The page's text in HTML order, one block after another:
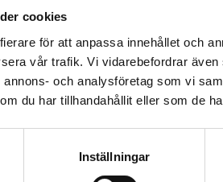
cookies
för att anpassa innehållet och
vår trafik. Vi vidarebefordrar
och analysföretag som vi
du har tillhandahållit eller som de
Inställningar
soppåsar till kampanjen. Är det
du samlar in för din stad på Yles
blandade avfallet.